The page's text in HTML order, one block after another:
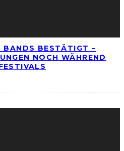
BESTÄTIGT –
NOCH WÄHREND